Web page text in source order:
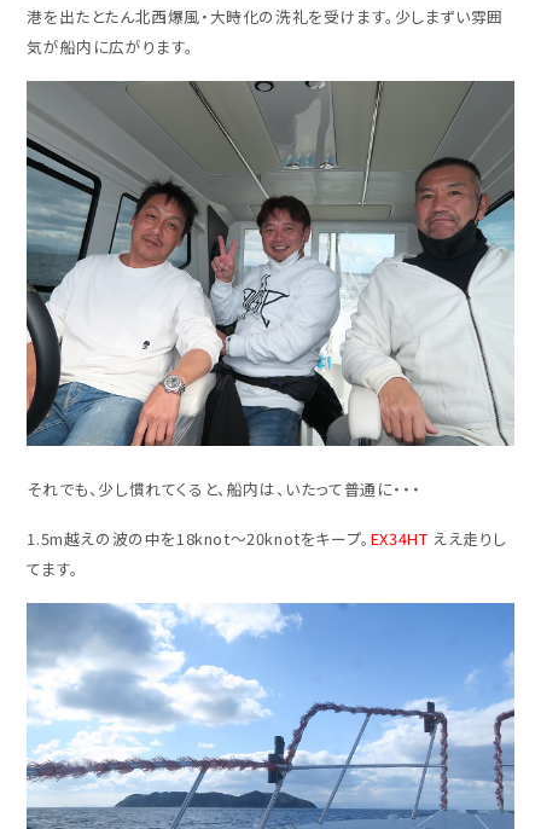
港を出たとたん北西爆風・大時化の洗礼を受けます。少しまずい雰囲
気が船内に広がります。
それでも、少し慣れてくると、船内は、いたって普通に・・・
1.5m越えの波の中を18knot～20knotをキープ。 EX34HT ええ走りし
てます。